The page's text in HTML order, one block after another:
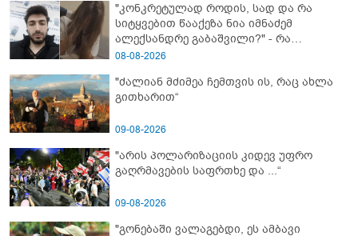
"კონკრეტულად როდის, სად და რა
სიტყვებით წააქეზა ნია იმნაძემ
ალექსანდრე გაბაშვილი?" - რა
მიმართვას ავრცელებს ნია იმნაძის
08-08-2026
"ძალიან მძიმეა ჩემთვის ის, რაც ახლა
გითხარით“
09-08-2026
"არის პოლარიზაციის კიდევ უფრო
გაღრმავების საფრთხე და ...“
09-08-2026
"გონებაში ვალაგებდი, ეს ამბავი